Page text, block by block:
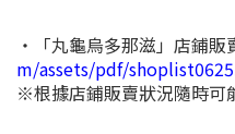
・「丸龜烏多那滋」店鋪販
m/assets/pdf/
※根據店鋪販賣狀況隨時可